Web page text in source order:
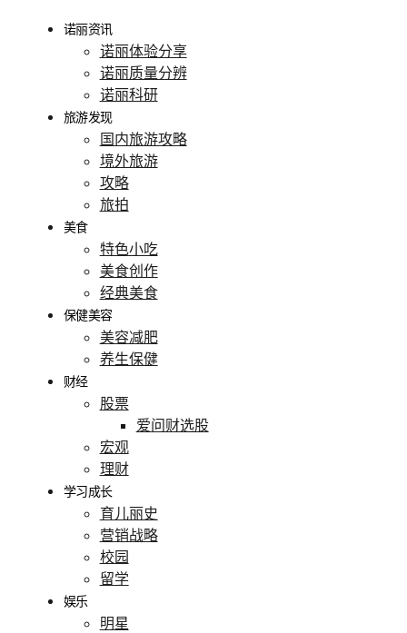
诺丽资讯
诺丽体验分享
诺丽质量分辨
诺丽科研
旅游发现
国内旅游攻略
境外旅游
攻略
旅拍
美食
特色小吃
美食创作
经典美食
保健美容
美容减肥
养生保健
财经
股票
爱问财选股
宏观
理财
学习成长
育儿丽史
营销战略
校园
留学
娱乐
明星